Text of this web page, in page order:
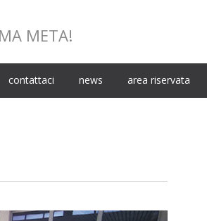
META!
contattaci news area riservata